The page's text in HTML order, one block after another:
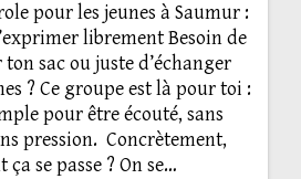
pour les jeunes à Saumur :
librement Besoin de
sac ou juste d’échanger
? Ce groupe est là pour toi :
pour être écouté, sans
pression. Concrètement,
ça se passe ? On se…